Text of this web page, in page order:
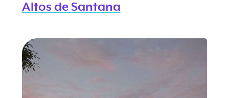
Altos de Santana